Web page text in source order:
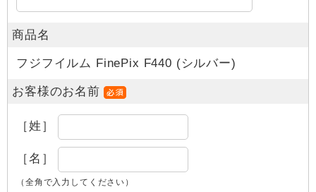
商品名
フジフイルム FinePix F440 (シルバー)
お客様のお名前
［姓］
［名］
（全角で入力してください）